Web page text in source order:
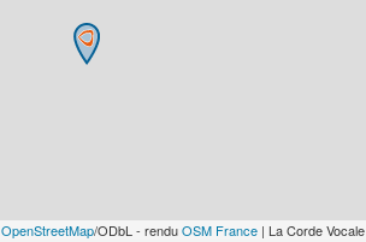
OpenStreetMap/ODbL - renduOSM France | La Corde Vocale